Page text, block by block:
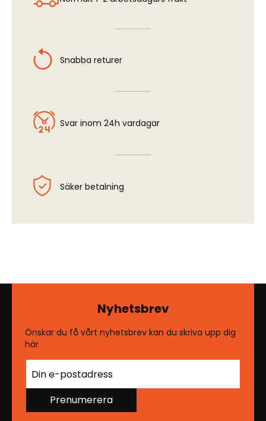
Snabba returer
Svar inom 24h vardagar
Säker betalning
Nyhetsbrev
Önskar du få vårt nyhetsbrev kan du skriva upp dig
här
Prenumerera